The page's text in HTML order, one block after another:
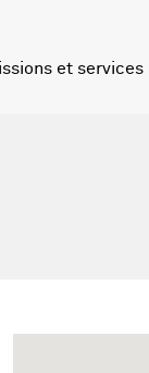
et services